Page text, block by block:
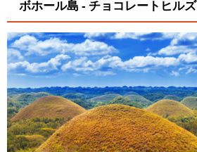
ボホール島 - チョコレートヒルズ